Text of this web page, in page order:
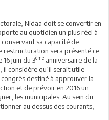
Nidaa doit se convertir en
au quotidien un plus réel à
sa capacité de
restructuration sera présenté ce
juin du 3ème anniversaire de la
il considère qu’il serait utile
destiné à approuver la
et de prévoir en 2016 un
les municipales. Au sein du
au dessus des courants,